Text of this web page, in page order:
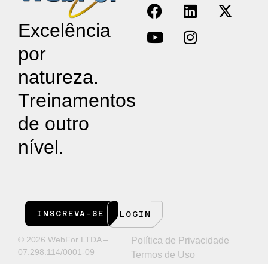
Excelência
por
natureza.
Treinamentos
de outro
nível.
INSCREVA-SE LOGIN
© 2026 WebFor LTDA –
07.298.114/0001-09
Política de Privacidade
Termos de Uso